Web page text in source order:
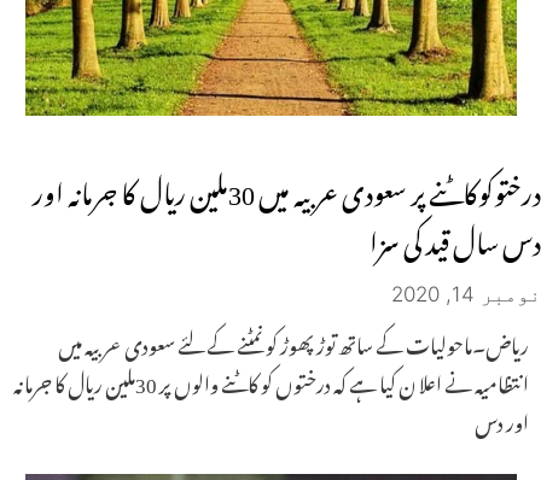
درختوکوکاٹنے پر سعودی عربیہ میں 30ملین ریال کا جرمانہ اور
دس سال قید کی سزا
نومبر 14, 2020
ریاض۔ماحولیات کے ساتھ توڑ پھوڑ کو نمٹنے کے لئے سعودی عربیہ میں
انتظامیہ نے اعلا ن کیا ہے کہ درختوں کو کاٹنے والوں پر 30ملین ریال کا جرمانہ
اور دس